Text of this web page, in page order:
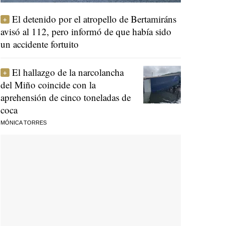
El detenido por el atropello de Bertamiráns
avisó al 112, pero informó de que había sido
un accidente fortuito
El hallazgo de la narcolancha
del Miño coincide con la
aprehensión de cinco toneladas de
coca
MÓNICA TORRES